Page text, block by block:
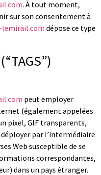
. À tout moment,
sur son consentement à
dépose ce type
peut employer
(également appelées
pixel, GIF transparents,
par l’intermédiaire
Web susceptible de se
correspondantes,
dans un pays étranger.